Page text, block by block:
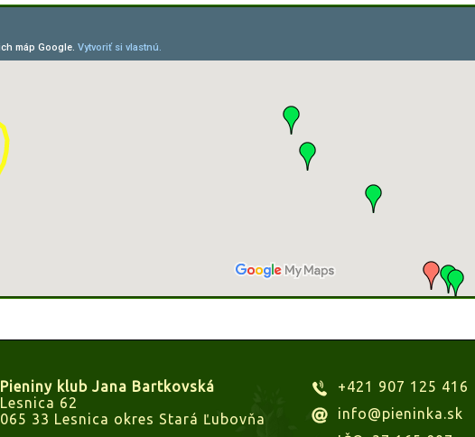
Pieniny klub Jana Bartkovská
Lesnica 62
065 33 Lesnica okres Stará Ľubovňa
+421 907 125 416
info@pieninka.sk